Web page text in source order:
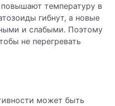
температуру в
гибнут, а новые
и слабыми. Поэтому
не перегревать
может быть